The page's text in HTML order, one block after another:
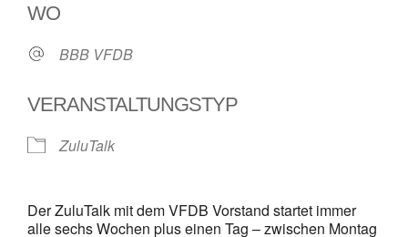
WO
BBB VFDB
VERANSTALTUNGSTYP
ZuluTalk
Der ZuluTalk mit dem VFDB Vorstand startet immer
alle sechs Wochen plus einen Tag – zwischen Montag